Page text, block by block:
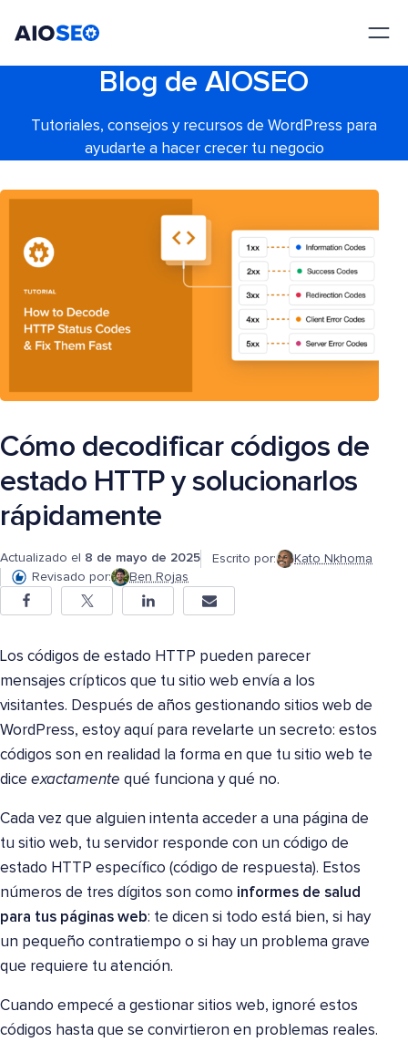
Blog de AIOSEO
Tutoriales, consejos y recursos de WordPress para
ayudarte a hacer crecer tu negocio
Cómo decodificar códigos de
estado HTTP y solucionarlos
rápidamente
Actualizado el 8 de mayo de 2025 Escrito por:
Kato Nkhoma
Revisado por:
Ben Rojas
Los códigos de estado HTTP pueden parecer
mensajes crípticos que tu sitio web envía a los
visitantes. Después de años gestionando sitios web de
WordPress, estoy aquí para revelarte un secreto: estos
códigos son en realidad la forma en que tu sitio web te
dice exactamente qué funciona y qué no.
Cada vez que alguien intenta acceder a una página de
tu sitio web, tu servidor responde con un código de
estado HTTP específico (código de respuesta). Estos
números de tres dígitos son como informes de salud
para tus páginas web: te dicen si todo está bien, si hay
un pequeño contratiempo o si hay un problema grave
que requiere tu atención.
Cuando empecé a gestionar sitios web, ignoré estos
códigos hasta que se convirtieron en problemas reales.